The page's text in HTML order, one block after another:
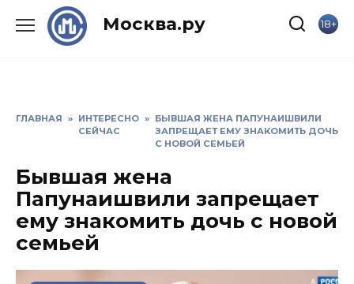
Москва.ру 18+
ГЛАВНАЯ » ИНТЕРЕСНО
СЕЙЧАС
» БЫВШАЯ ЖЕНА ПАПУНАИШВИЛИ
ЗАПРЕЩАЕТ ЕМУ ЗНАКОМИТЬ ДОЧЬ
С НОВОЙ СЕМЬЕЙ
Бывшая жена
Папунаишвили запрещает
ему знакомить дочь с новой
семьей